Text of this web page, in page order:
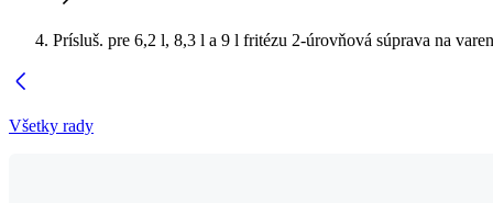
Prísluš. pre 6,2 l, 8,3 l a 9 l fritézu 2-úrovňová súprava na
Všetky rady